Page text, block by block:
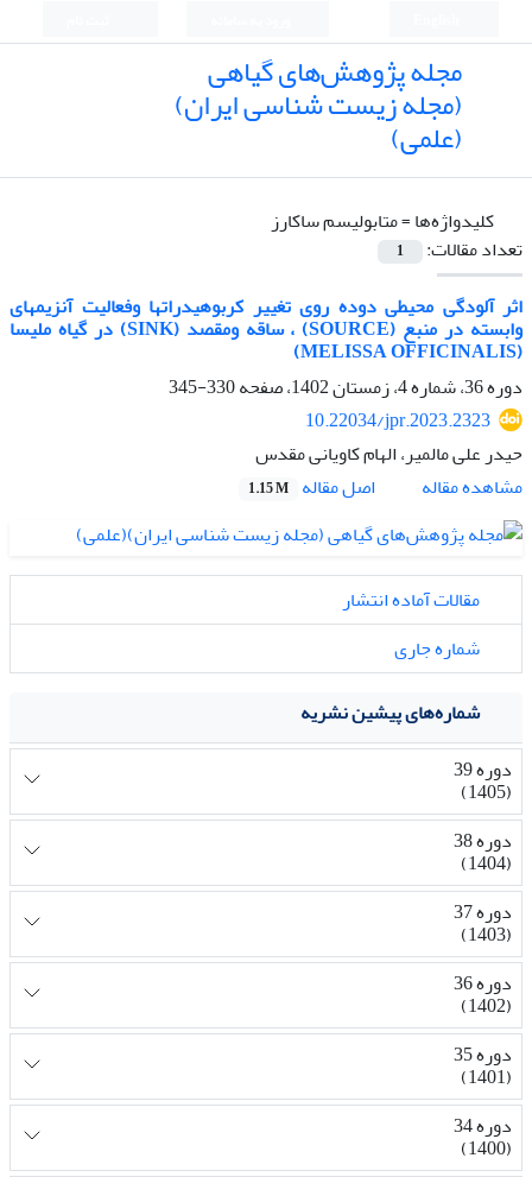
مجله پژوهش‌های گیاهی
(مجله زیست شناسی ایران)
(علمی)
کلیدواژه‌ها =متابولیسم ساکارز
تعداد مقالات:
1
اثر آلودگی محیطی دوده روی تغییر کربوهیدراتها وفعالیت آنزیمهای
وابسته در منبع (SOURCE) ، ساقه ومقصد (SINK) در گیاه ملیسا
(MELISSA OFFICINALIS)
دوره 36، شماره 4، زمستان 1402، صفحه
330-345
10.22034/jpr.2023.2323
حیدر علی مالمیر، الهام کاویانی مقدس
مشاهده مقاله
اصل مقاله 1.15 M
مقالات آماده انتشار
شماره جاری
شماره‌های پیشین نشریه
دوره 39
(1405)
دوره 38
(1404)
دوره 37
(1403)
دوره 36
(1402)
دوره 35
(1401)
دوره 34
(1400)